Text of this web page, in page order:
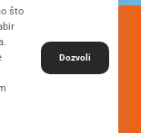
FRANCHISE
što
Dozvoli